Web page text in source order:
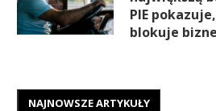
PIE
blokuje
NAJNOWSZE ARTYKUŁY